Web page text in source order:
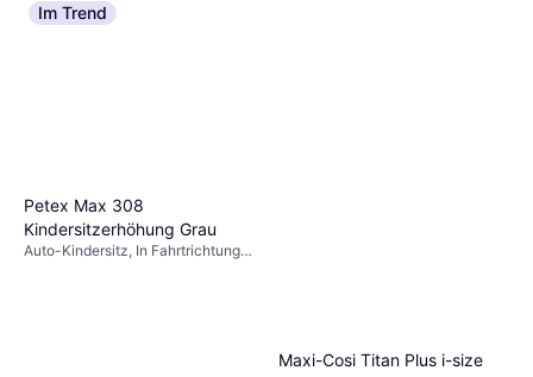
Im Trend
Petex Max 308
Kindersitzerhöhung Grau
Auto-Kindersitz, In Fahrtrichtung,
Maxi-Cosi Titan Plus i-size